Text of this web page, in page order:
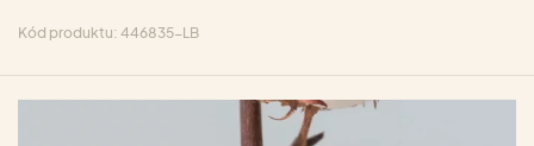
Kód produktu: 446835-LB